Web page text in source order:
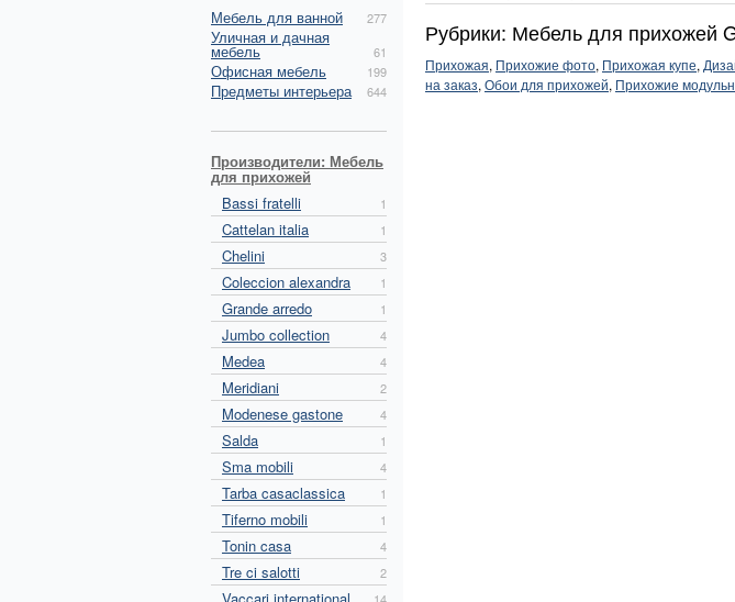
Мебель для ванной 277
Уличная и дачная
мебель 61
Офисная мебель 199
Предметы интерьера 644
Производители: Мебель
для прихожей
Bassi fratelli
1
Cattelan italia 1
Chelini 3
Coleccion alexandra 1
Grande arredo 1
Jumbo collection 4
Medea 4
Meridiani 2
Modenese gastone 4
Salda 1
Sma mobili 4
Tarba casaclassica 1
Tiferno mobili 1
Tonin casa 4
Tre ci salotti 2
Рубрики: Мебель для прихожей
Прихожая, Прихожие фото, Прихожая купе,
на заказ, Обои для прихожей, Прихожие